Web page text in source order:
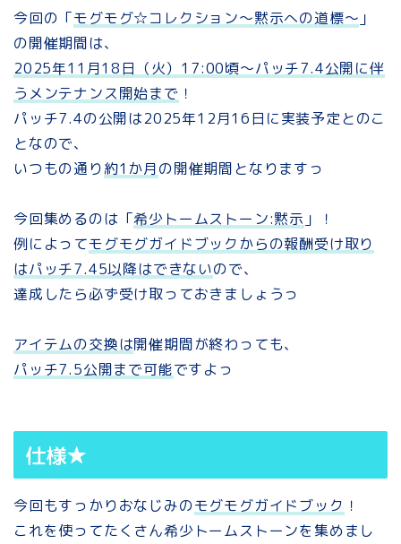
今回の「モグモグ☆コレクション～黙示への道標～ 」
の開催期間は、
2025年11月18日（火）17:00頃～パッチ7.4公開に伴
うメンテナンス開始まで ！
パッチ7.4の公開は2025年12月16日に実装予定とのこ
となので、
いつもの通り約1か月の開催期間となりますっ
今回集めるのは「希少トームストーン:黙示 」！
例によってモグモグガイドブックからの報酬受け取り
はパッチ7.45以降はできないので、
達成したら必ず受け取っておきましょうっ
アイテムの交換は開催期間が終わっても、
パッチ7.5公開まで可能ですよっ
仕様★
今回もすっかりおなじみのモグモグガイドブック ！
これを使ってたくさん希少トームストーンを集めまし